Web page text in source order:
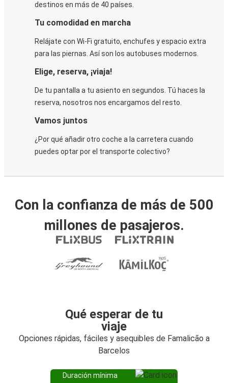
destinos en más de 40 países.
Tu comodidad en marcha
Relájate con Wi-Fi gratuito, enchufes y espacio extra
para las piernas. Así son los autobuses modernos.
Elige, reserva, ¡viaja!
De tu pantalla a tu asiento en segundos. Tú haces la
reserva, nosotros nos encargamos del resto.
Vamos juntos
¿Por qué añadir otro coche a la carretera cuando
puedes optar por el transporte colectivo?
Con la confianza de más de 500
millones de pasajeros.
Qué esperar de tu
viaje
Opciones rápidas, fáciles y asequibles de Famalicão a
Barcelos
Duración mínima